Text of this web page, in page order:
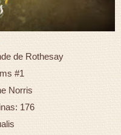
de Rothesay
#1
Norris
176